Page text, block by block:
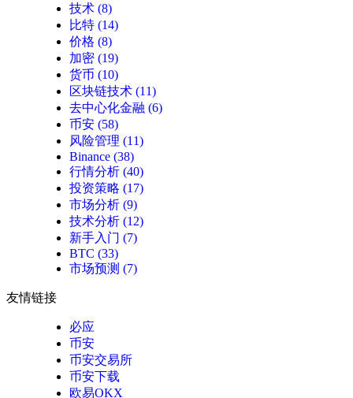
技术 (8)
比特 (14)
价格 (8)
加密 (19)
货币 (10)
区块链技术 (11)
去中心化金融 (6)
币安 (58)
风险管理 (11)
Binance (38)
行情分析 (40)
投资策略 (17)
市场分析 (9)
技术分析 (12)
新手入门 (7)
BTC (33)
市场预测 (7)
友情链接
必应
币安
币安交易所
币安下载
欧易OKX